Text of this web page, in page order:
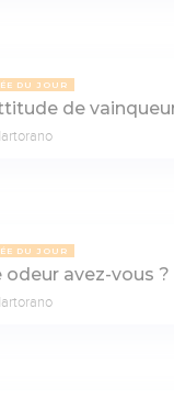
DU JOUR
de
DU JOUR
odeur avez-vous ?